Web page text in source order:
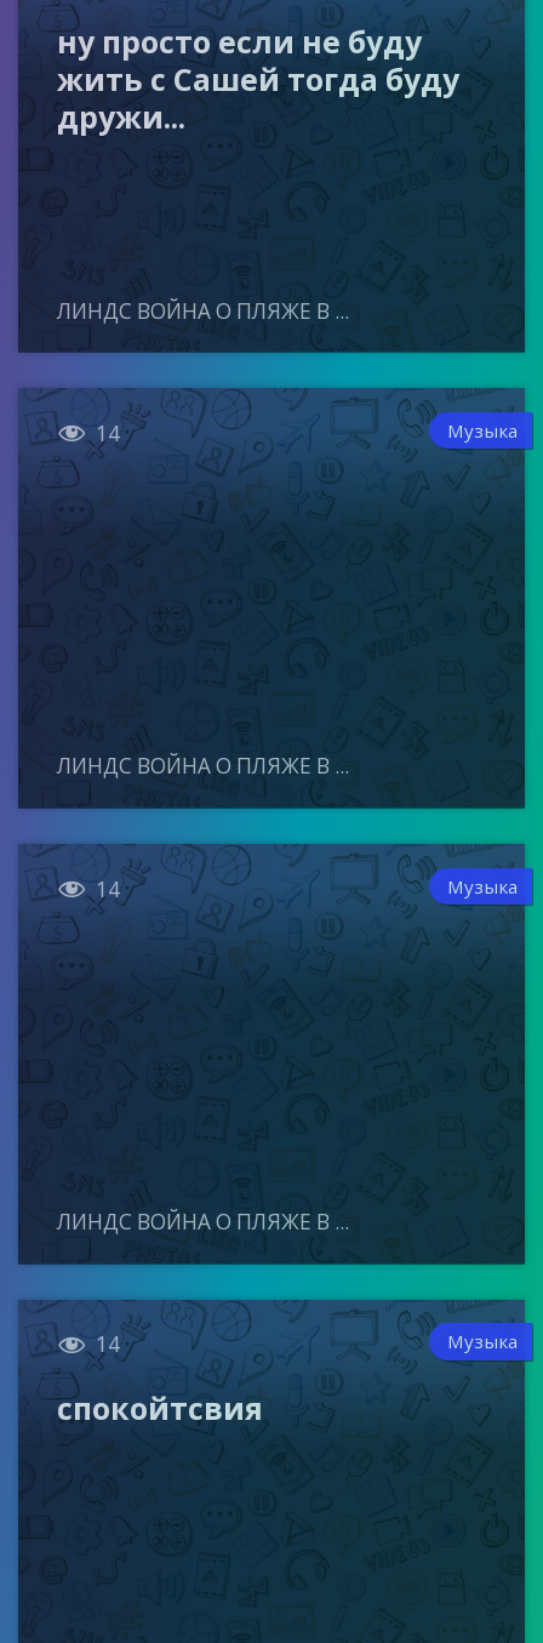
ну просто если не буду
жить с Сашей тогда буду
дружи...
ЛИНДС ВОЙНА О ПЛЯЖЕ В ...
 14 Музыка
ЛИНДС ВОЙНА О ПЛЯЖЕ В ...
 14 Музыка
ЛИНДС ВОЙНА О ПЛЯЖЕ В ...
 14 Музыка
спокойтсвия